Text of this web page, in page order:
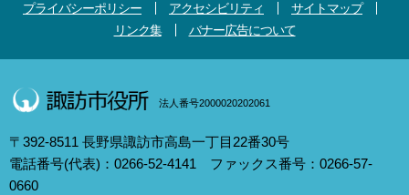
プライバシーポリシー
アクセシビリティ
サイトマップ
リンク集
バナー広告について
法人番号2000020202061
〒392-8511 長野県諏訪市高島一丁目22番30号
電話番号(代表)：0266-52-4141 ファックス番号：0266-57-
0660